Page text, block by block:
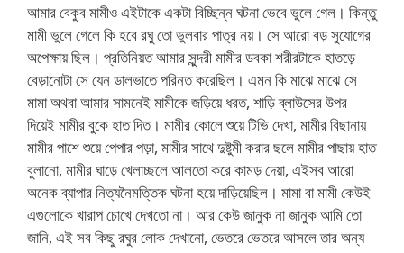
আমার বেকুব মামীও এইটাকে একটা বিচ্ছিন্ন ঘটনা ভেবে ভুলে গেল। কিন্তু
মামী ভুলে গেলে কি হবে রঘু তো ভুলবার পাত্র নয়। সে আরো বড় সুযোগের
অপেক্ষায় ছিল। প্রতিনিয়ত আমার সুন্দরী মামীর ডবকা শরীরটাকে হাতড়ে
বেড়ানোটা সে যেন ডালভাতে পরিনত করেছিল। এমন কি মাঝে মাঝে সে
মামা অথবা আমার সামনেই মামীকে জড়িয়ে ধরত, শাড়ি ব্লাউসের উপর
দিয়েই মামীর বুকে হাত দিত। মামীর কোলে শুয়ে টিভি দেখা, মামীর বিছানায়
মামীর পাশে শুয়ে পেপার পড়া, মামীর সাথে দুষ্টুমী করার ছলে মামীর পাছায় হাত
বুলানো, মামীর ঘাড়ে খেলাচ্ছলে আলতো করে কামড় দেয়া, এইসব আরো
অনেক ব্যাপার নিত্যনৈমত্তিক ঘটনা হয়ে দাড়িয়েছিল। মামা বা মামী কেউই
এগুলোকে খারাপ চোখে দেখতো না। আর কেউ জানুক না জানুক আমি তো
জানি, এই সব কিছু রঘুর লোক দেখানো, ভেতরে ভেতরে আসলে তার অন্য